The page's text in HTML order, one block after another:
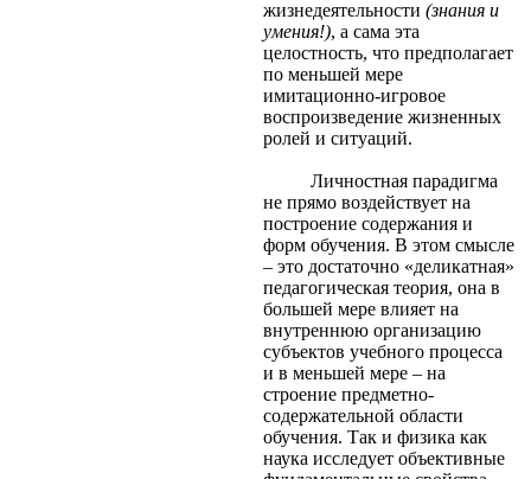
жизнедеятельности (знания и
умения!), а сама эта
целостность, что предполагает
по меньшей мере
имитационно-игровое
воспроизведение жизненных
ролей и ситуаций.
Личностная парадигма
не прямо воздействует на
построение содержания и
форм обучения. В этом смысле
– это достаточно «деликатная»
педагогическая теория, она в
большей мере влияет на
внутреннюю организацию
субъектов учебного процесса
и в меньшей мере – на
строение предметно-
содержательной области
обучения. Так и физика как
наука исследует объективные